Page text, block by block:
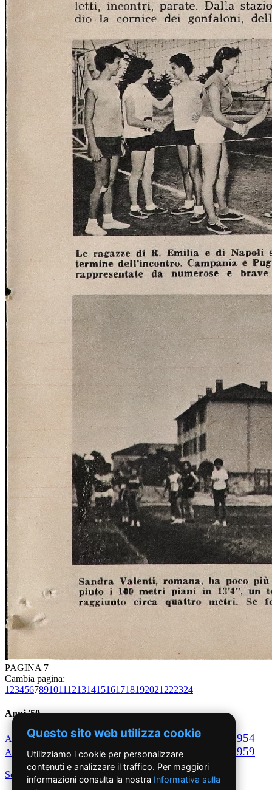
PAGINA 7
Cambia pagina:
1 23456789101112131415161718192021 222324
Anni '50
Anno1950Anno1951 Anno1952 Anno1953 1954
Anno 1955Anno1956 Anno1957Anno1958 1959
Scegli per decennio
Questo sito web utilizza cookie
Utilizziamo i cookie per personalizzare
contenuti e analizzare il traffico. Per maggiori
informazioni consulta la nostra Informativa sulla